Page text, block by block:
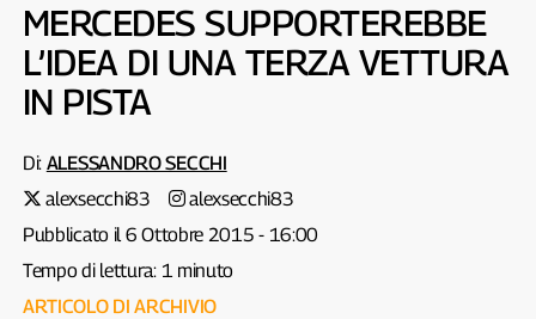
MERCEDES SUPPORTEREBBE
L’IDEA DI UNA TERZA VETTURA
IN PISTA
Di: ALESSANDRO SECCHI
alexsecchi83
alexsecchi83
Pubblicato il 6 Ottobre 2015 - 16:00
Tempo di lettura: 1 minuto
ARTICOLO DI ARCHIVIO